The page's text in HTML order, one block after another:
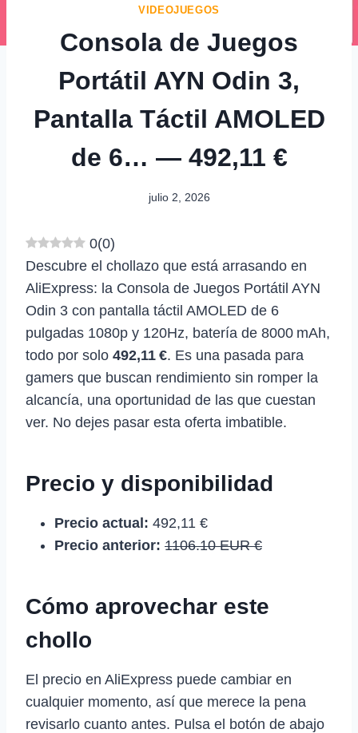
VIDEOJUEGOS
Consola de Juegos
Portátil AYN Odin 3,
Pantalla Táctil AMOLED
de 6… — 492,11 €
julio 2, 2026
0(0)
Descubre el chollazo que está arrasando en
AliExpress: la Consola de Juegos Portátil AYN
Odin 3 con pantalla táctil AMOLED de 6
pulgadas 1080p y 120Hz, batería de 8000 mAh,
todo por solo 492,11 €. Es una pasada para
gamers que buscan rendimiento sin romper la
alcancía, una oportunidad de las que cuestan
ver. No dejes pasar esta oferta imbatible.
Precio y disponibilidad
Precio actual: 492,11 €
Precio anterior: 1106.10 EUR €
Cómo aprovechar este
chollo
El precio en AliExpress puede cambiar en
cualquier momento, así que merece la pena
revisarlo cuanto antes. Pulsa el botón de abajo